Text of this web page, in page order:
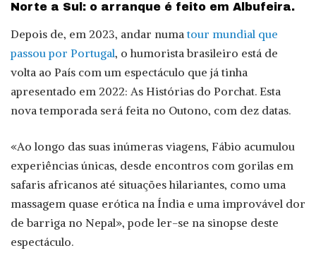
Norte a Sul: o arranque é feito em Albufeira.
Depois de, em 2023, andar numatour mundial que
passou por Portugal, o humorista brasileiro está de
volta ao País com um espectáculo que já tinha
apresentado em 2022: As Histórias do Porchat. Esta
nova temporada será feita no Outono, com dez datas.
«Ao longo das suas inúmeras viagens, Fábio acumulou
experiências únicas, desde encontros com gorilas em
safaris africanos até situações hilariantes, como uma
massagem quase erótica na Índia e uma improvável dor
de barriga no Nepal», pode ler-se na sinopse deste
espectáculo.